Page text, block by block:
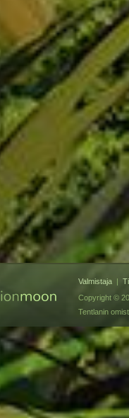
Valmistaja |
Copyright ©
Tentlanin